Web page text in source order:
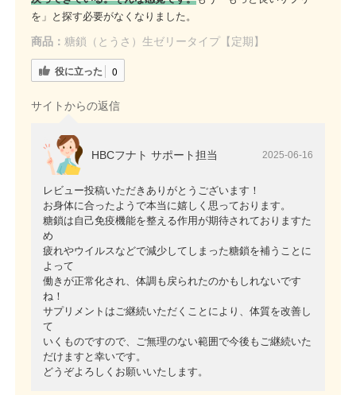
を」と探す必要がなくなりました。
商品： 糖鎖（とうさ）生ゼリータイプ【定期】
役に立った 0
サイトからの返信
HBCフナト サポート担当 2025-06-16
レビュー投稿いただきありがとうございます！
お身体に合ったようで本当に嬉しく思っております。
糖鎖は自己免疫機能を整える作用が期待されておりますた
め
疲れやウイルスなどで減少してしまった糖鎖を補うことに
よって
働きが正常化され、体調も戻られたのかもしれないです
ね！
サプリメントはご継続いただくことにより、体質を改善し
て
いくものですので、ご無理のない範囲で今後もご継続いた
だけますと幸いです。
どうぞよろしくお願いいたします。